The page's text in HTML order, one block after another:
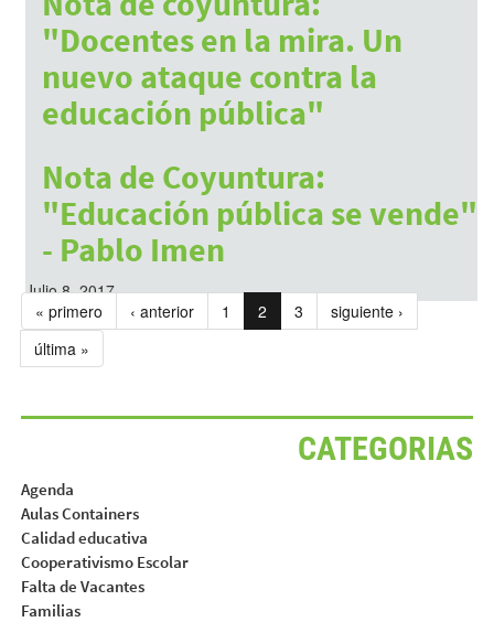
"Docentes en la mira. Un
nuevo ataque contra la
educación pública"
Nota de Coyuntura:
"Educación pública se vende"
- Pablo Imen
Julio 8, 2017
« primero
‹ anterior 1 2 3
siguiente ›
última »
CATEGORIAS
Agenda
Aulas Containers
Calidad educativa
Cooperativismo Escolar
Falta de Vacantes
Familias